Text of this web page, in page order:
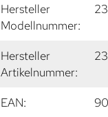
Hersteller
Modellnummer:
Hersteller
Artikelnummer:
EAN: